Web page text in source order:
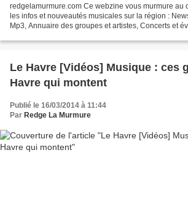
redgelamurmure.com Ce webzine vous murmure au
les infos et nouveautés musicales sur la région :
Mp3, Annuaire des groupes et artistes, Concerts et
Le Havre [Vidéos] Musique : ces
Havre qui montent
Publié le 16/03/2014 à 11:44
Par Redge La Murmure